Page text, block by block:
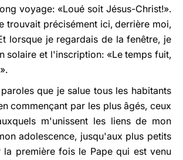
voyage: «Loué soit Jésus-Christ!».
trouvait précisément ici, derrière moi,
lorsque je regardais de la fenêtre, je
solaire et l'inscription: «Le temps fuit,
que je salue tous les habitants
commençant par les plus âgés, ceux
m'unissent les liens de mon
adolescence, jusqu'aux plus petits
première fois le Pape qui est venu